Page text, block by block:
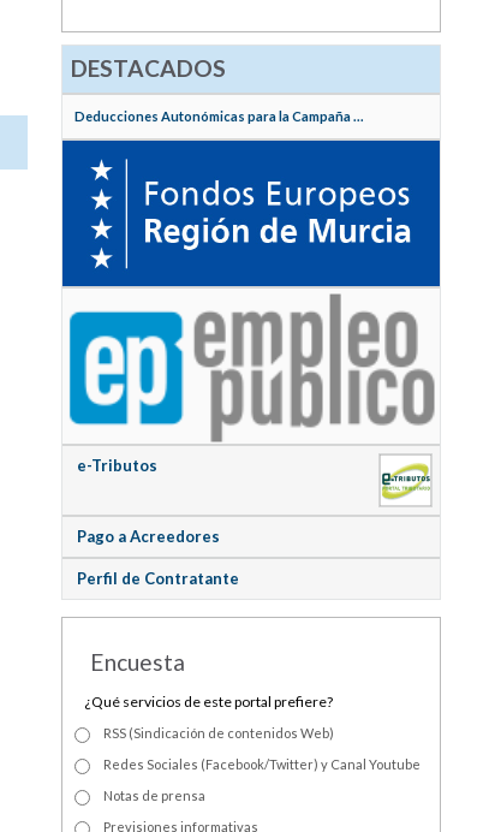
DESTACADOS
Deducciones Autonómicas para la Campaña ...
e-Tributos
Pago a Acreedores
Perfil de Contratante
Encuesta
¿Qué servicios de este portal prefiere?
RSS (Sindicación de contenidos Web)
Redes Sociales (Facebook/Twitter) y Canal Youtube
Notas de prensa
Previsiones informativas